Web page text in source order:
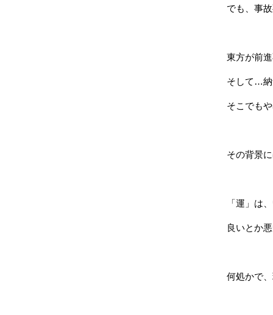
でも、事
東方が前進
そして…納
そこでも
その背景
「運」は
良いとか
何処かで